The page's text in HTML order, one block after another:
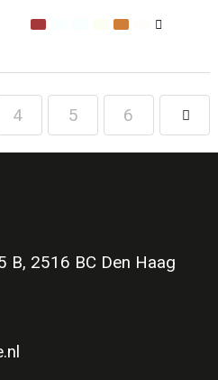
1
4 5 6
B, 2516 BC Den Haag